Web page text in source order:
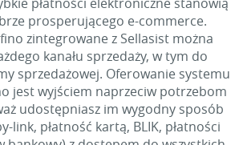
prosperującego e-commerce.
zintegrowane z Sellasist można
kanału sprzedaży, w tym do
sprzedażowej. Oferowanie systemu
jest wyjściem naprzeciw potrzebom
udostępniasz im wygodny sposób
link, płatność kartą, BLIK, płatności